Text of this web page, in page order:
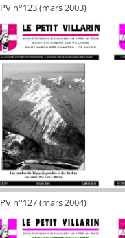
PV n°123 (mars 2003)
PV n°127 (mars 2004)